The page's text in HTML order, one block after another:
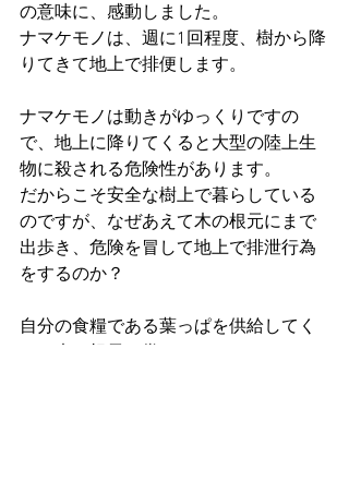
の意味に、感動しました。
ナマケモノは、週に1回程度、樹から降
りてきて地上で排便します。
ナマケモノは動きがゆっくりですの
で、地上に降りてくると大型の陸上生
物に殺される危険性があります。
だからこそ安全な樹上で暮らしている
のですが、なぜあえて木の根元にまで
出歩き、危険を冒して地上で排泄行為
をするのか？
自分の食糧である葉っぱを供給してく